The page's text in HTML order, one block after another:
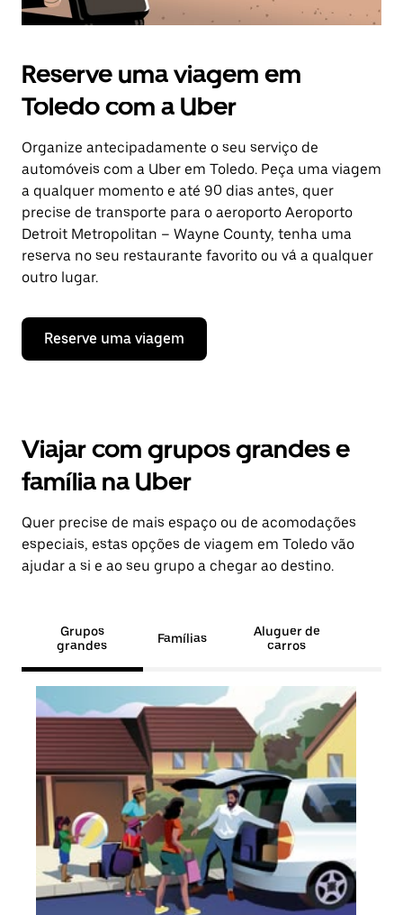
Reserve uma viagem em
Toledo com a Uber
Organize antecipadamente o seu serviço de
automóveis com a Uber em Toledo. Peça uma viagem
a qualquer momento e até 90 dias antes, quer
precise de transporte para o aeroporto Aeroporto
Detroit Metropolitan – Wayne County, tenha uma
reserva no seu restaurante favorito ou vá a qualquer
outro lugar.
Reserve uma viagem
Viajar com grupos grandes e
família na Uber
Quer precise de mais espaço ou de acomodações
especiais, estas opções de viagem em Toledo vão
ajudar a si e ao seu grupo a chegar ao destino.
Grupos
grandes
Famílias
Aluguer de
carros